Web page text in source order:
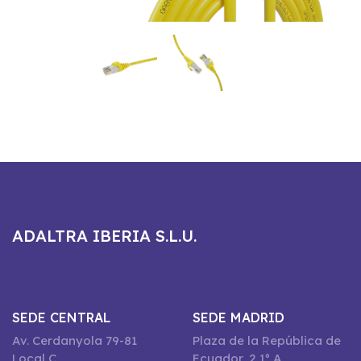
ADALTRA IBERIA S.L.U.
SEDE CENTRAL
Av. Cerdanyola 79-81
SEDE MADRID
Plaza de la República de